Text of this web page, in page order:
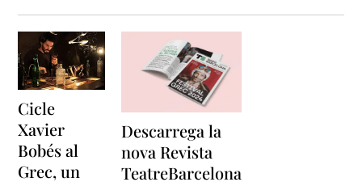
Cicle
Xavier
Bobés al
Grec, un
Descarrega la
nova Revista
TeatreBarcelona